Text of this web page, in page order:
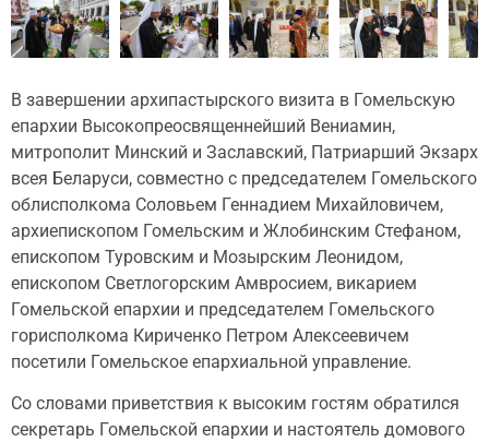
В завершении архипастырского визита в Гомельскую
епархии Высокопреосвященнейший Вениамин,
митрополит Минский и Заславский, Патриарший Экзарх
всея Беларуси, совместно с председателем Гомельского
облисполкома Соловьем Геннадием Михайловичем,
архиепископом Гомельским и Жлобинским Стефаном,
епископом Туровским и Мозырским Леонидом,
епископом Светлогорским Амвросием, викарием
Гомельской епархии и председателем Гомельского
горисполкома Кириченко Петром Алексеевичем
посетили Гомельское епархиальной управление.
Со словами приветствия к высоким гостям обратился
секретарь Гомельской епархии и настоятель домового